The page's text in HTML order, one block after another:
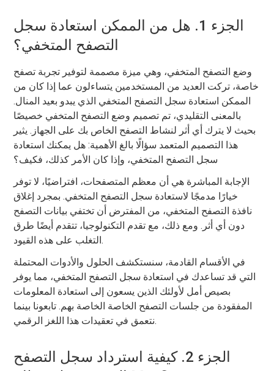
الجزء 1. هل من الممكن استعادة سجل
التصفح المتخفي؟
وضع التصفح المتخفي، وهي ميزة مصممة لتوفير تجربة تصفح
خاصة، تركت العديد من المستخدمين يتساءلون عما إذا كان من
الممكن استعادة سجل التصفح المتخفي الذي يبدو بعيد المنال.
بالمعنى التقليدي، تم تصميم وضع التصفح المتخفي خصيصًا
بحيث لا يترك أي أثر لنشاط التصفح الخاص بك على الجهاز. يثير
هذا التصميم المتعمد سؤالًا بالغ الأهمية: هل يمكنك استعادة
سجل التصفح المتخفي، وإذا كان الأمر كذلك، فكيف؟
الإجابة المباشرة هي أن معظم المتصفحات، افتراضيًا، لا توفر
خيارًا مدمجًا لاستعادة سجل التصفح المتخفي. بمجرد إغلاق
نافذة التصفح المتخفي، من المفترض أن تختفي بيانات التصفح
دون أي أثر. ومع ذلك، مع تقدم التكنولوجيا، تتقدم أيضًا طرق
التغلب على هذه القيود.
في الأقسام القادمة، سنستكشف الحلول والأدوات المحتملة
التي قد تساعدك في استعادة سجل التصفح المتخفي، مما يوفر
بصيص أمل لأولئك الذين يسعون إلى استعادة المعلومات
المفقودة من جلسات التصفح الخاصة الخاصة بهم. تابعونا بينما
نتعمق في تعقيدات هذا اللغز الرقمي.
الجزء 2. كيفية استرداد سجل التصفح